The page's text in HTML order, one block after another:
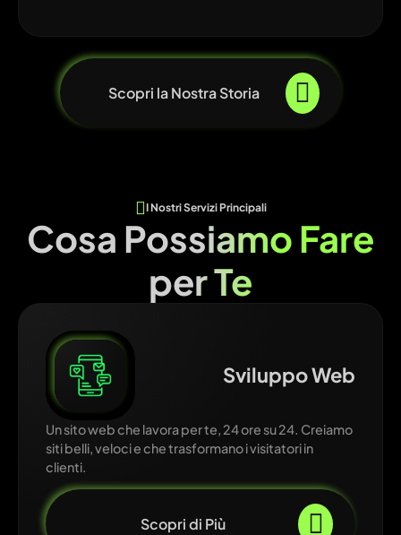
Scopri la Nostra Storia
I Nostri Servizi Principali
Cosa Possiamo Fare
per Te
Sviluppo Web
Un sito web che lavora per te, 24 ore su 24. Creiamo
siti belli, veloci e che trasformano i visitatori in
clienti.
Scopri di Più